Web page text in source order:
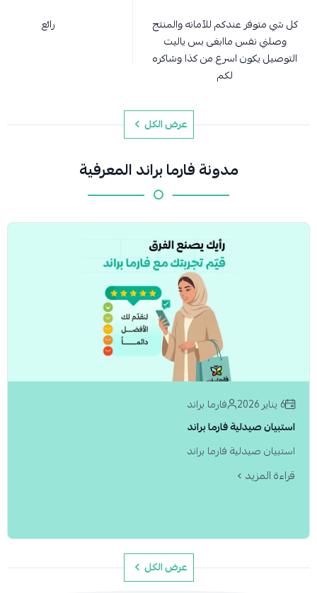
كل شي متوفر عندكم للآمانه والمنتج
وصلني نفس ماابغى بس ياليت
التوصيل يكون اسرع من كذا وشاكره
لكم
رائع
عرض الكل
مدونة فارما براند المعرفية
6 يناير 2026
فارما براند
استبيان صيدلية فارما براند
استبيان صيدلية فارما براند
قراءة المزيد
عرض الكل